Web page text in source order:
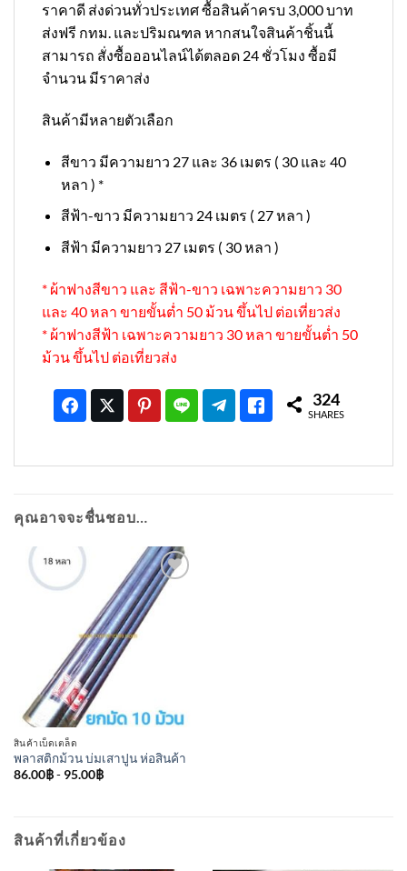
ราคาดี ส่งด่วนทั่วประเทศ ซื้อสินค้าครบ 3,000 บาท
ส่งฟรี กทม. และปริมณฑล หากสนใจสินค้าชิ้นนี้
สามารถ สั่งซื้อออนไลน์ได้ตลอด 24 ชั่วโมง ซื้อมี
จำนวน มีราคาส่ง
สินค้ามีหลายตัวเลือก
สีขาว มีความยาว 27 และ 36 เมตร ( 30 และ 40
หลา ) *
สีฟ้า-ขาว มีความยาว 24 เมตร ( 27 หลา )
สีฟ้า มีความยาว 27 เมตร ( 30 หลา )
* ผ้าฟางสีขาว และ สีฟ้า-ขาว เฉพาะความยาว 30
และ 40 หลา ขายขั้นต่ำ 50 ม้วน ขึ้นไป ต่อเที่ยวส่ง
* ผ้าฟางสีฟ้า เฉพาะความยาว 30 หลา ขายขั้นต่ำ 50
ม้วน ขึ้นไป ต่อเที่ยวส่ง
324
SHARES
คุณอาจจะชื่นชอบ…
เพิ่มเข้า
ใน
รายการ
สินค้าเบ็ดเตล็ด
พลาสติกม้วน บ่มเสาปูน ห่อสินค้า
86.00฿- 95.00฿
สินค้าที่เกี่ยวข้อง